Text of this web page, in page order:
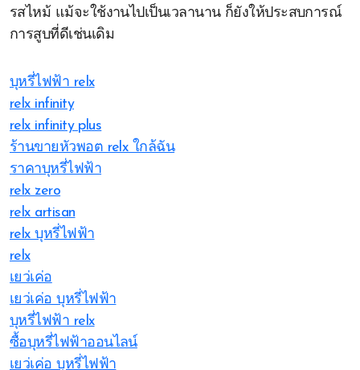
รสไหม้ แม้จะใช้งานไปเป็นเวลานาน ก็ยังให้ประสบการณ์
การสูบที่ดีเช่นเดิม
บุหรี่ไฟฟ้า relx
relx infinity
relx infinity plus
ร้านขายหัวพอต relx ใกล้ฉัน
ราคาบุหรี่ไฟฟ้า
relx zero
relx artisan
relx บุหรี่ไฟฟ้า
relx
เยว่เค่อ
เยว่เค่อ บุหรี่ไฟฟ้า
บุหรี่ไฟฟ้า relx
ซื้อบุหรี่ไฟฟ้าออนไลน์
เยว่เค่อ บุหรี่ไฟฟ้า